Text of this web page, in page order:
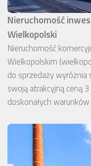
Nieruchomość
Wielkopolski
Nieruchomość
Wielkopolskim
do sprzedaży
swoją atrakcyjną ceną
doskonałych